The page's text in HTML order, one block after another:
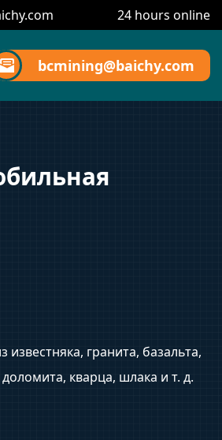
24 hours online
bcmining@baichy.com
гранита, базальта,
кварца, шлака и т. д.